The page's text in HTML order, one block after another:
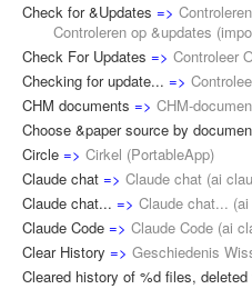
Check for &Updates =>
Controleren op &updates (
Check For Updates => Controleer
Checking for update... =>
CHM documents => CHM-
Choose &paper source by
Circle => Cirkel (PortableApp)
Claude chat => Claude chat (ai
Claude chat... => Claude chat... (
Claude Code => Claude Code (ai
Clear History => Geschiedenis
Cleared history of %d files, deleted